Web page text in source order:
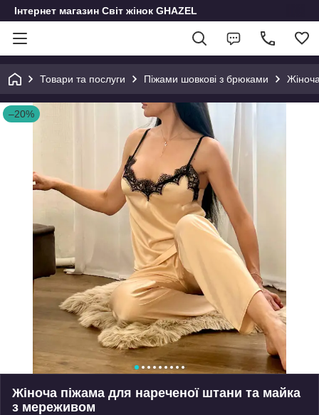
Інтернет магазин Світ жінок GHAZEL
Товари та послуги Піжами шовкові з брюками
–20%
Жіноча піжама для нареченої штани та майка
з мереживом